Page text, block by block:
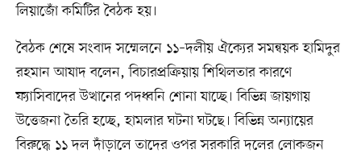
লিয়াজোঁ কমিটির বৈঠক হয়।
বৈঠক শেষে সংবাদ সম্মেলনে ১১–দলীয় ঐক্যের সমন্বয়ক হামিদুর
রহমান আযাদ বলেন, বিচারপ্রক্রিয়ায় শিথিলতার কারণে
ফ্যাসিবাদের উত্থানের পদধ্বনি শোনা যাচ্ছে। বিভিন্ন জায়গায়
উত্তেজনা তৈরি হচ্ছে, হামলার ঘটনা ঘটছে। বিভিন্ন অন্যায়ের
বিরুদ্ধে ১১ দল দাঁড়ালে তাদের ওপর সরকারি দলের লোকজন